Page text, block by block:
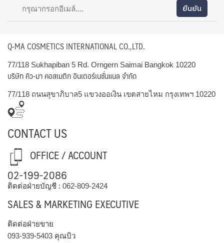
Q-MA COSMETICS INTERNATIONAL CO.,LTD.
77/118 Sukhapiban 5 Rd. Orngern Saimai Bangkok 10220
บริษัท คิว-มา คอสเมติก อินเตอร์เนชั่นแนล จำกัด
77/118 ถนนสุขาภิบาล5 แขวงออเงิน เขตสายไหม กรุงเทพฯ 10220
CONTACT US
OFFICE / ACCOUNT
02-199-2086
ติดต่อฝ่ายบัญชี : 062-809-2424
SALES & MARKETING EXECUTIVE
ติดต่อฝ่ายขาย
093-939-5403 คุณบิว